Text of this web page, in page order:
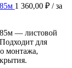
1 360,00 ₽ / за
— листовой
для
монтажа,